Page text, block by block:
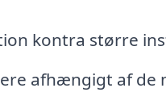
kontra større
afhængigt af de